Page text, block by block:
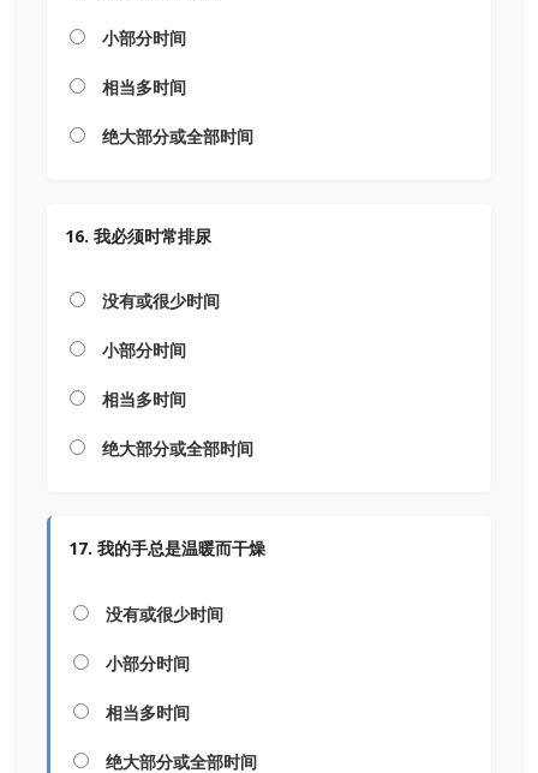
小部分时间
相当多时间
绝大部分或全部时间
16. 我必须时常排尿
没有或很少时间
小部分时间
相当多时间
绝大部分或全部时间
17. 我的手总是温暖而干燥
没有或很少时间
小部分时间
相当多时间
绝大部分或全部时间